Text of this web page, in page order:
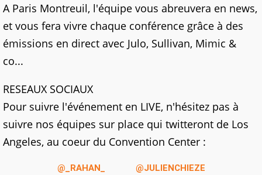
A Paris Montreuil, l'équipe vous abreuvera en news,
et vous fera vivre chaque conférence grâce à des
émissions en direct avec Julo, Sullivan, Mimic &
co...
RESEAUX SOCIAUX
Pour suivre l'événement en LIVE, n'hésitez pas à
suivre nos équipes sur place qui twitteront de Los
Angeles, au coeur du Convention Center :
@_RAHAN_ @JULIENCHIEZE